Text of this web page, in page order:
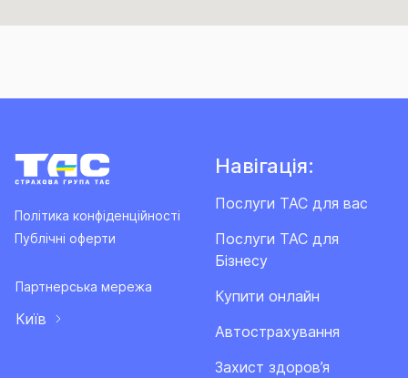
Політика конфіденційності
Публічні оферти
Партнерська мережа
Київ
Навігація:
Послуги ТАС для вас
Послуги ТАС для
Бізнесу
Купити онлайн
Автострахування
Захист здоров’я